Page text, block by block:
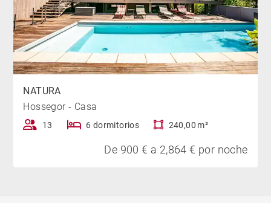
NATURA
Hossegor - Casa
13 6 dormitorios 240,00 m²
De 900 € a 2,864 € por noche